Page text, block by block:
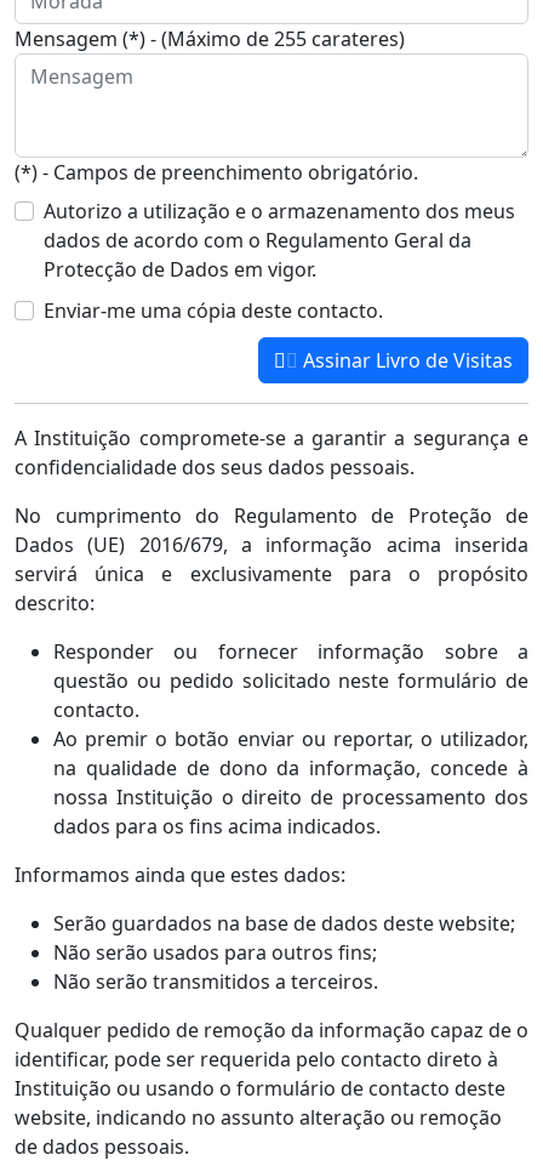
Mensagem (*) - (Máximo de 255 carateres)
(*) - Campos de preenchimento obrigatório.
Autorizo a utilização e o armazenamento dos meus
dados de acordo com o Regulamento Geral da
Protecção de Dados em vigor.
Enviar-me uma cópia deste contacto.
Assinar Livro de Visitas
A Instituição compromete-se a garantir a segurança e
confidencialidade dos seus dados pessoais.
No cumprimento do Regulamento de Proteção de
Dados (UE) 2016/679, a informação acima inserida
servirá única e exclusivamente para o propósito
descrito:
Responder ou fornecer informação sobre a
questão ou pedido solicitado neste formulário de
contacto.
Ao premir o botão enviar ou reportar, o utilizador,
na qualidade de dono da informação, concede à
nossa Instituição o direito de processamento dos
dados para os fins acima indicados.
Informamos ainda que estes dados:
Serão guardados na base de dados deste website;
Não serão usados para outros fins;
Não serão transmitidos a terceiros.
Qualquer pedido de remoção da informação capaz de o
identificar, pode ser requerida pelo contacto direto à
Instituição ou usando o formulário de contacto deste
website, indicando no assunto alteração ou remoção
de dados pessoais.